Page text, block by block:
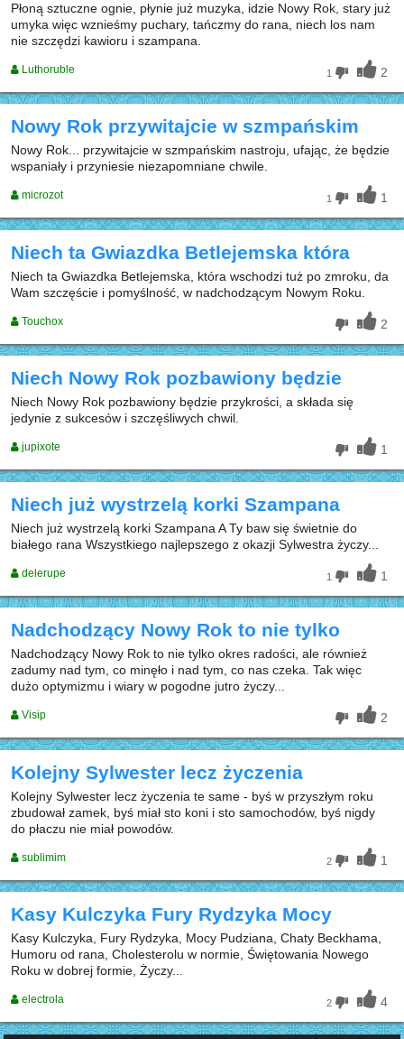
Płoną sztuczne ognie, płynie już muzyka, idzie Nowy Rok, stary już
umyka więc wznieśmy puchary, tańczmy do rana, niech los nam
nie szczędzi kawioru i szampana.
Luthoruble 1 2
Nowy Rok przywitajcie w szmpańskim
Nowy Rok... przywitajcie w szmpańskim nastroju, ufając, że będzie
wspaniały i przyniesie niezapomniane chwile.
microzot 1 1
Niech ta Gwiazdka Betlejemska która
Niech ta Gwiazdka Betlejemska, która wschodzi tuż po zmroku, da
Wam szczęście i pomyślność, w nadchodzącym Nowym Roku.
Touchox 2
Niech Nowy Rok pozbawiony będzie
Niech Nowy Rok pozbawiony będzie przykrości, a składa się
jedynie z sukcesów i szczęśliwych chwil.
jupixote 1
Niech już wystrzelą korki Szampana
Niech już wystrzelą korki Szampana A Ty baw się świetnie do
białego rana Wszystkiego najlepszego z okazji Sylwestra życzy...
delerupe 1 1
Nadchodzący Nowy Rok to nie tylko
Nadchodzący Nowy Rok to nie tylko okres radości, ale również
zadumy nad tym, co minęło i nad tym, co nas czeka. Tak więc
dużo optymizmu i wiary w pogodne jutro życzy...
Visip 2
Kolejny Sylwester lecz życzenia
Kolejny Sylwester lecz życzenia te same - byś w przyszłym roku
zbudował zamek, byś miał sto koni i sto samochodów, byś nigdy
do płaczu nie miał powodów.
sublimim 2 1
Kasy Kulczyka Fury Rydzyka Mocy
Kasy Kulczyka, Fury Rydzyka, Mocy Pudziana, Chaty Beckhama,
Humoru od rana, Cholesterolu w normie, Świętowania Nowego
Roku w dobrej formie, Życzy...
electrola 2 4